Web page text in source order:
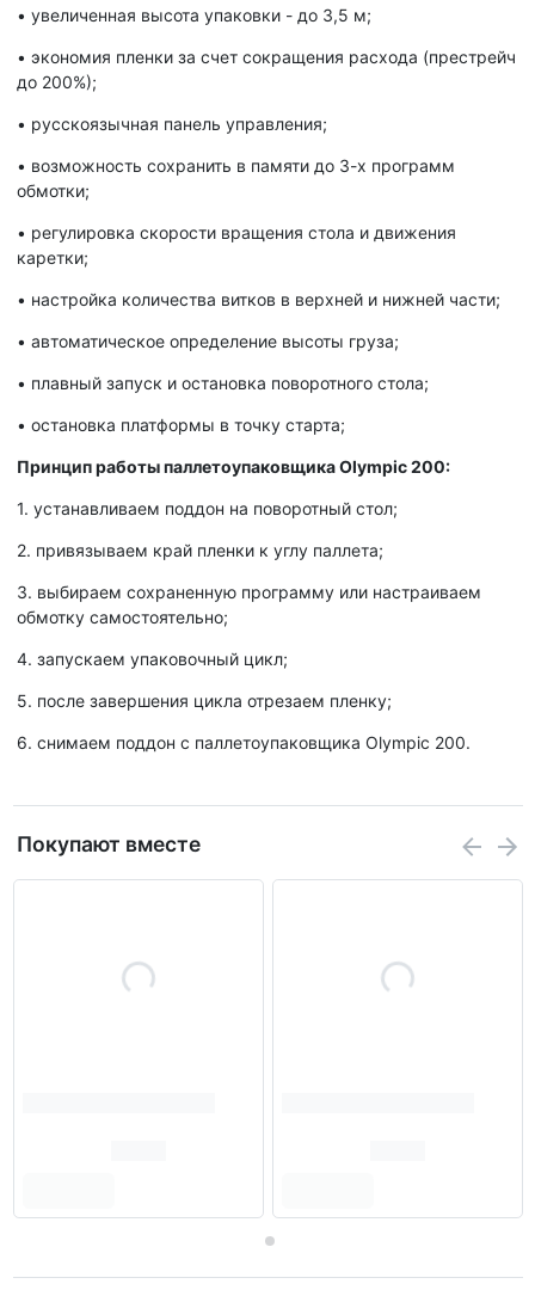
• увеличенная высота упаковки - до 3,5 м;
• экономия пленки за счет сокращения расхода (престрейч
до 200%);
• русскоязычная панель управления;
• возможность сохранить в памяти до 3-х программ
обмотки;
• регулировка скорости вращения стола и движения
каретки;
• настройка количества витков в верхней и нижней части;
• автоматическое определение высоты груза;
• плавный запуск и остановка поворотного стола;
• остановка платформы в точку старта;
Принцип работы паллетоупаковщика Olympic 200:
1. устанавливаем поддон на поворотный стол;
2. привязываем край пленки к углу паллета;
3. выбираем сохраненную программу или настраиваем
обмотку самостоятельно;
4. запускаем упаковочный цикл;
5. после завершения цикла отрезаем пленку;
6. снимаем поддон с паллетоупаковщика Olympic 200.
Покупают вместе